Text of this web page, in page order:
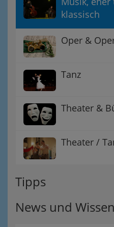
klassisch
Oper &
Tanz
Theater &
Theater /
Tipps
News und